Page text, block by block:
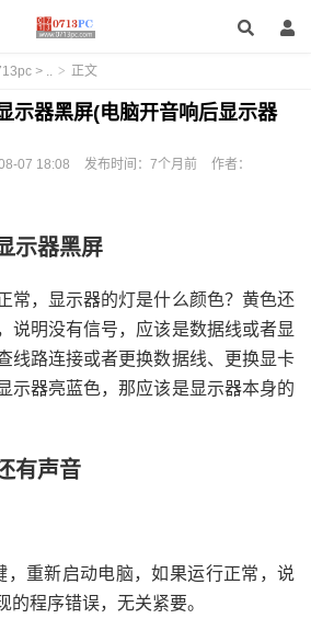
> .. > 正文
示器黑屏(电脑开音响后显示器
07 18:08 发布时间： 7个月前
作者：
示器黑屏
常，显示器的灯是什么颜色？黄色还
说明没有信号，应该是数据线或者显
线路连接或者更换数据线、更换显卡
示器亮蓝色，那应该是显示器本身的
有声音
重新启动电脑，如果运行正常，说
的程序错误，无关紧要。